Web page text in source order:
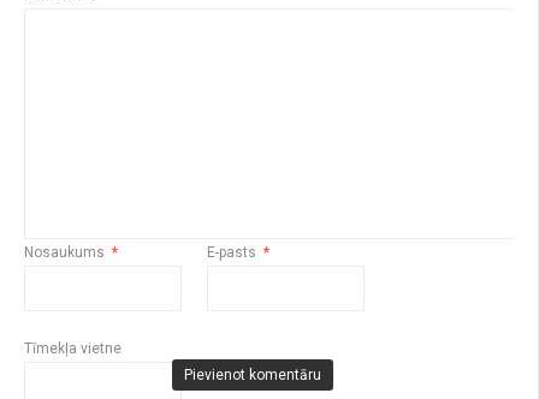
Nosaukums * E-pasts *
Tīmekļa vietne